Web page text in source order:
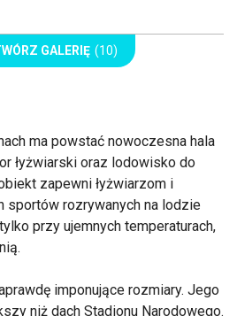
GALERIĘ (10)
ma powstać nowoczesna hala
łyżwiarski oraz lodowisko do
zapewni łyżwiarzom i
sportów rozrywanych na lodzie
przy ujemnych temperaturach,
imponujące rozmiary. Jego
niż dach Stadionu Narodowego.